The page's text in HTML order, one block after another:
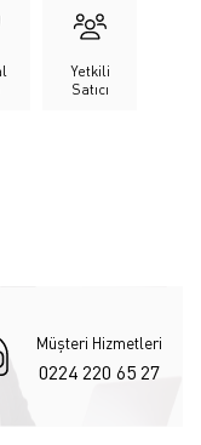
Yetkili
Satıcı
Müşteri Hizmetleri
0224 220 65 27